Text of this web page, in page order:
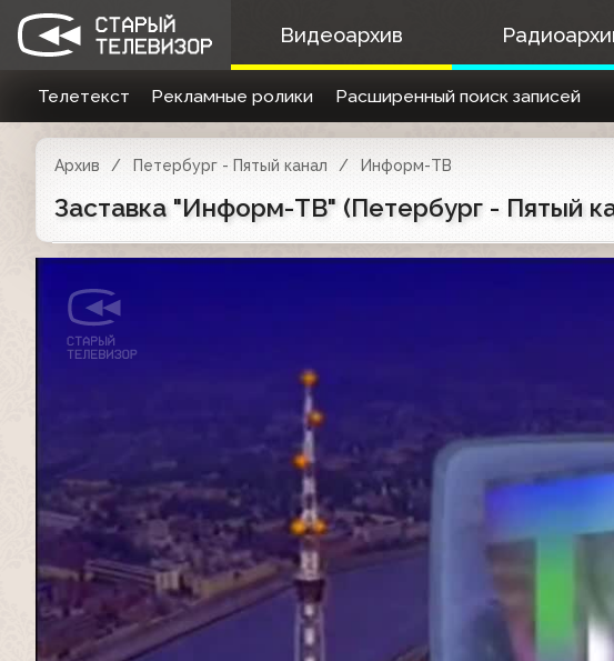
Видеоархив
Телетекст Рекламные ролики Расширенный поиск записей
Архив Петербург - Пятый канал Информ-ТВ
Заставка "Информ-ТВ" (Петербург - Пятый